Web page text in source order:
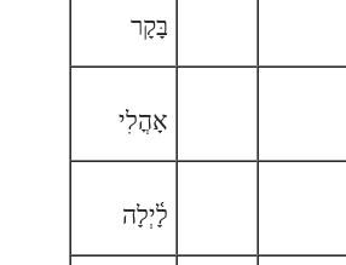
בָּקָר
אָהֳלִי
לָ֫יְלָה